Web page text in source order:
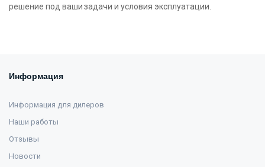
решение под ваши задачи и условия эксплуатации.
Информация
Информация для дилеров
Наши работы
Отзывы
Новости